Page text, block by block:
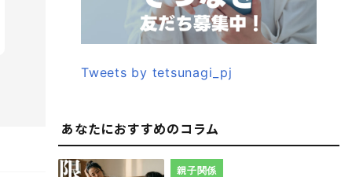
Tweets by tetsunagi_pj
あなたにおすすめのコラム
親子関係